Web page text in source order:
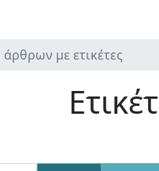
με ετικέτες